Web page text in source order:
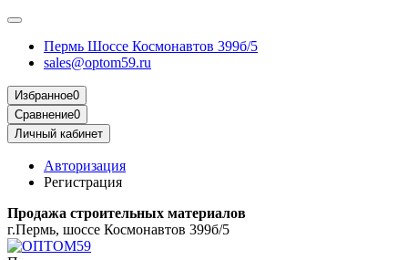
Пермь Шоссе Космонавтов 399б/5
sales@optom59.ru
Избранное0
Сравнение0
Личный кабинет
Авторизация
Регистрация
Продажа строительных материалов
г.Пермь, шоссе Космонавтов 399б/5